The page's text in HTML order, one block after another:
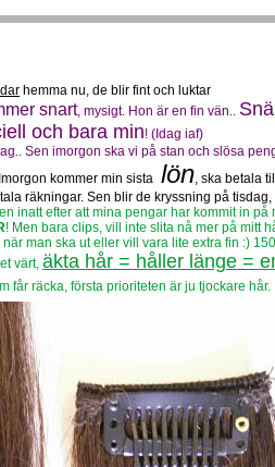
hemma nu, de blir fint och luktar
snart, mysigt. Hon är en fin vän..
och bara min! (Idag iaf)
Sen imorgon ska vi på stan och slösa
Imorgon kommer min sista lön, ska betala
räkningar. Sen blir de kryssning på tisdag,
inatt efter att mina pengar har kommit in på
! Men bara clips, vill inte slita nå mer på mitt
man ska ut eller vill vara lite extra fin :)
värt, äkta hår = håller länge =
får räcka, första prioriteten är ju tjockare hår.